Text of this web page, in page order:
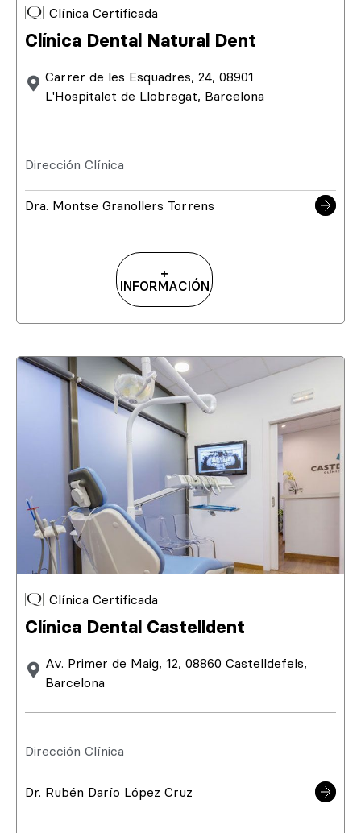
Clínica Certificada
Clínica Dental Natural Dent
Carrer de les Esquadres, 24, 08901
L'Hospitalet de Llobregat, Barcelona
Dirección Clínica
Dra. Montse Granollers Torrens
+
INFORMACIÓN
Clínica Certificada
Clínica Dental Castelldent
Av. Primer de Maig, 12, 08860 Castelldefels,
Barcelona
Dirección Clínica
Dr. Rubén Darío López Cruz